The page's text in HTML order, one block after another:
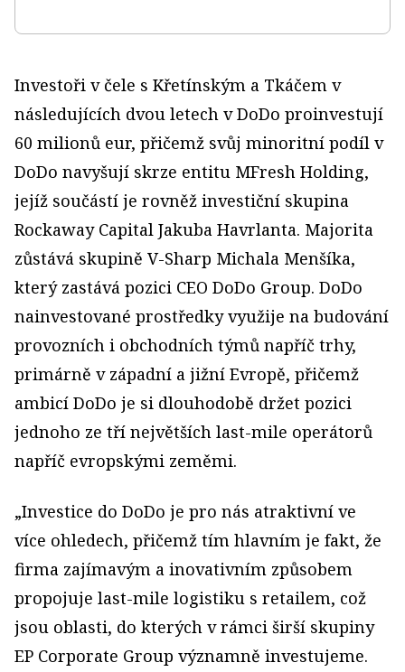
Investoři v čele s Křetínským a Tkáčem v
následujících dvou letech v DoDo proinvestují
60 milionů eur, přičemž svůj minoritní podíl v
DoDo navyšují skrze entitu MFresh Holding,
jejíž součástí je rovněž investiční skupina
Rockaway Capital Jakuba Havrlanta. Majorita
zůstává skupině V-Sharp Michala Menšíka,
který zastává pozici CEO DoDo Group. DoDo
nainvestované prostředky využije na budování
provozních i obchodních týmů napříč trhy,
primárně v západní a jižní Evropě, přičemž
ambicí DoDo je si dlouhodobě držet pozici
jednoho ze tří největších last-mile operátorů
napříč evropskými zeměmi.
„Investice do DoDo je pro nás atraktivní ve
více ohledech, přičemž tím hlavním je fakt, že
firma zajímavým a inovativním způsobem
propojuje last-mile logistiku s retailem, což
jsou oblasti, do kterých v rámci širší skupiny
EP Corporate Group významně investujeme.